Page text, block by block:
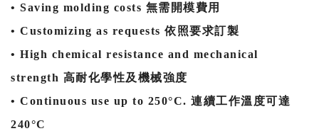
• Saving molding costs 無需開模費用
• Customizing as requests 依照要求訂製
• High chemical resistance and mechanical
strength 高耐化學性及機械強度
• Continuous use up to 250°C. 連續工作溫度可達
240°C